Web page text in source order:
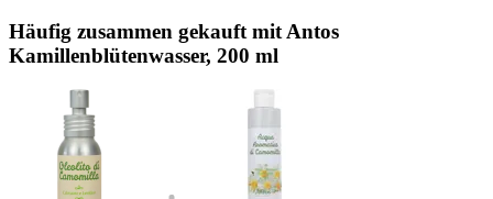
Häufig zusammen gekauft mit Antos
Kamillenblütenwasser, 200 ml